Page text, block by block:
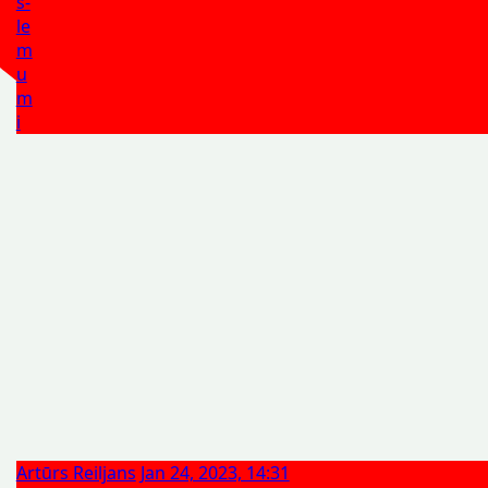
le
m
u
m
i
Artūrs Reiljans Jan 24, 2023, 14:31